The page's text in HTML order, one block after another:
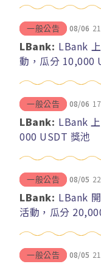
一般公告 08/06
LBank: LBank
動，瓜分 10,000
一般公告 08/06
LBank: LBank
000 USDT 獎池
一般公告 08/05
LBank: LBank
活動，瓜分
一般公告 08/05